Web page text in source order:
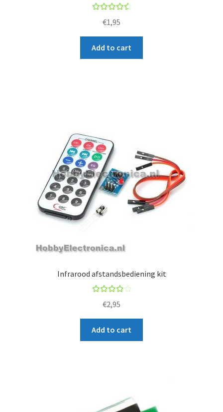
4.67
5
€1,95
Add to cart
Infrarood afstandsbediening kit
4.00
5
€2,95
Add to cart